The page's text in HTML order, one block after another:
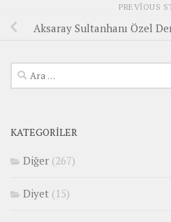
PREVIOUS
Aksaray Sultanhanı Özel
Arama:
KATEGORILER
Diğer (267)
Diyet (15)